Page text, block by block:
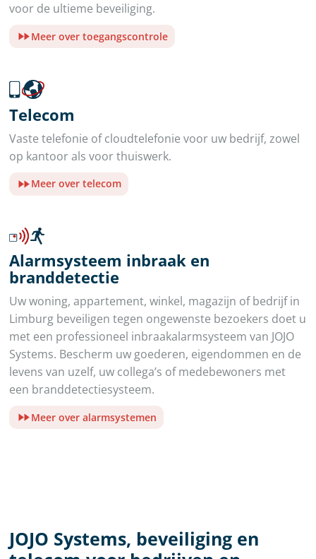
voor de ultieme beveiliging.
Meer over toegangscontrole
Telecom
Vaste telefonie of cloudtelefonie voor uw bedrijf, zowel
op kantoor als voor thuiswerk.
Meer over telecom
Alarmsysteem inbraak en
branddetectie
Uw woning, appartement, winkel, magazijn of bedrijf in
Limburg beveiligen tegen ongewenste bezoekers doet u
met een professioneel inbraakalarmsysteem van JOJO
Systems. Bescherm uw goederen, eigendommen en de
levens van uzelf, uw collega’s of medebewoners met
een branddetectiesysteem.
Meer over alarmsystemen
JOJO Systems, beveiliging en